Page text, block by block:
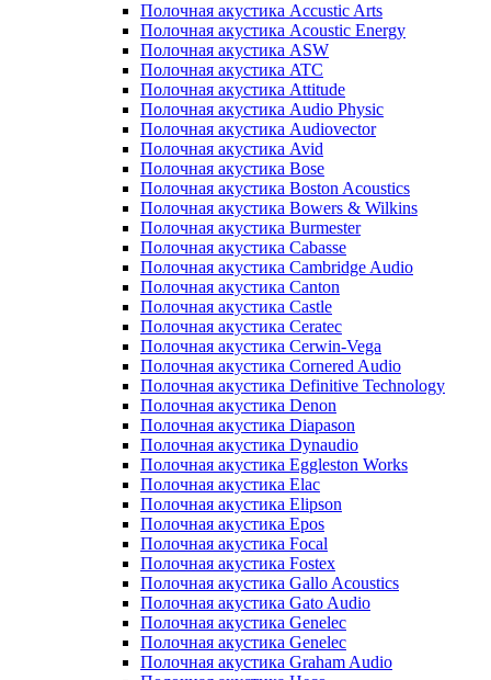
Полочная акустика Accustic Arts
Полочная акустика Acoustic Energy
Полочная акустика ASW
Полочная акустика ATC
Полочная акустика Attitude
Полочная акустика Audio Physic
Полочная акустика Audiovector
Полочная акустика Avid
Полочная акустика Bose
Полочная акустика Boston Acoustics
Полочная акустика Bowers & Wilkins
Полочная акустика Burmester
Полочная акустика Cabasse
Полочная акустика Cambridge Audio
Полочная акустика Canton
Полочная акустика Castle
Полочная акустика Ceratec
Полочная акустика Cerwin-Vega
Полочная акустика Cornered Audio
Полочная акустика Definitive Technology
Полочная акустика Denon
Полочная акустика Diapason
Полочная акустика Dynaudio
Полочная акустика Eggleston Works
Полочная акустика Elac
Полочная акустика Elipson
Полочная акустика Epos
Полочная акустика Focal
Полочная акустика Fostex
Полочная акустика Gallo Acoustics
Полочная акустика Gato Audio
Полочная акустика Genelec
Полочная акустика Genelec
Полочная акустика Graham Audio